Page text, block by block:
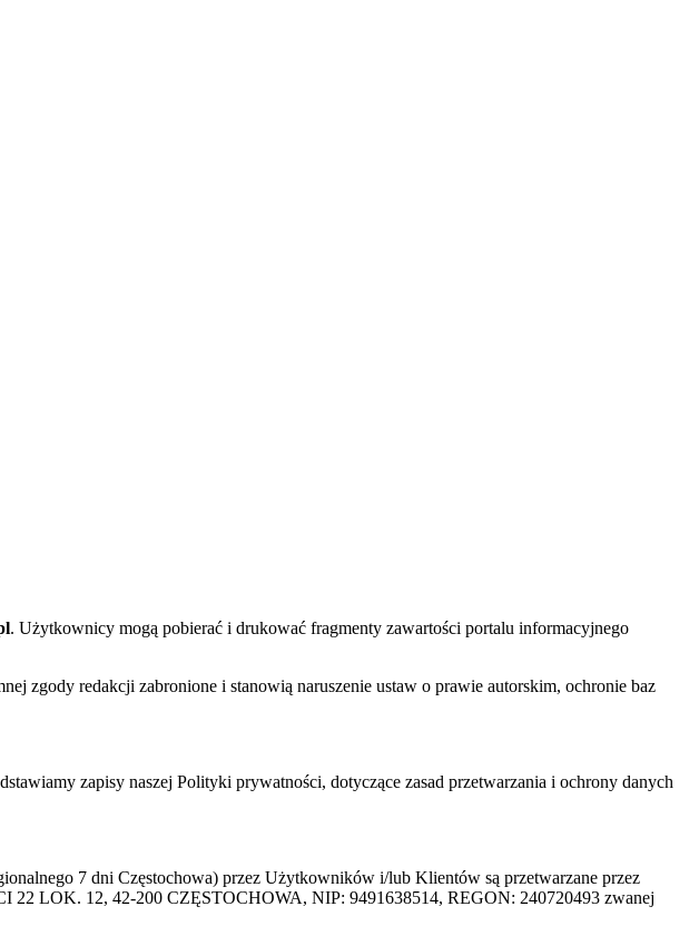
. Użytkownicy mogą pobierać i drukować fragmenty zawartości portalu informacyjnego
zgody redakcji zabronione i stanowią naruszenie ustaw o prawie autorskim, ochronie baz
zapisy naszej Polityki prywatności, dotyczące zasad przetwarzania i ochrony danych
7 dni Częstochowa) przez Użytkowników i/lub Klientów są przetwarzane przez
LOK. 12, 42-200 CZĘSTOCHOWA, NIP: 9491638514, REGON: 240720493 zwanej